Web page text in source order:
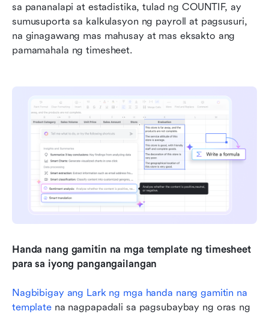
sa pananalapi at estadistika, tulad ng COUNTIF, ay
sumusuporta sa kalkulasyon ng payroll at pagsusuri,
na ginagawang mas mahusay at mas eksakto ang
pamamahala ng timesheet.
Handa nang gamitin na mga template ng timesheet
para sa iyong pangangailangan
Nagbibigay ang Lark ng mga handa nang gamitin na
template na nagpapadali sa pagsubaybay ng oras ng